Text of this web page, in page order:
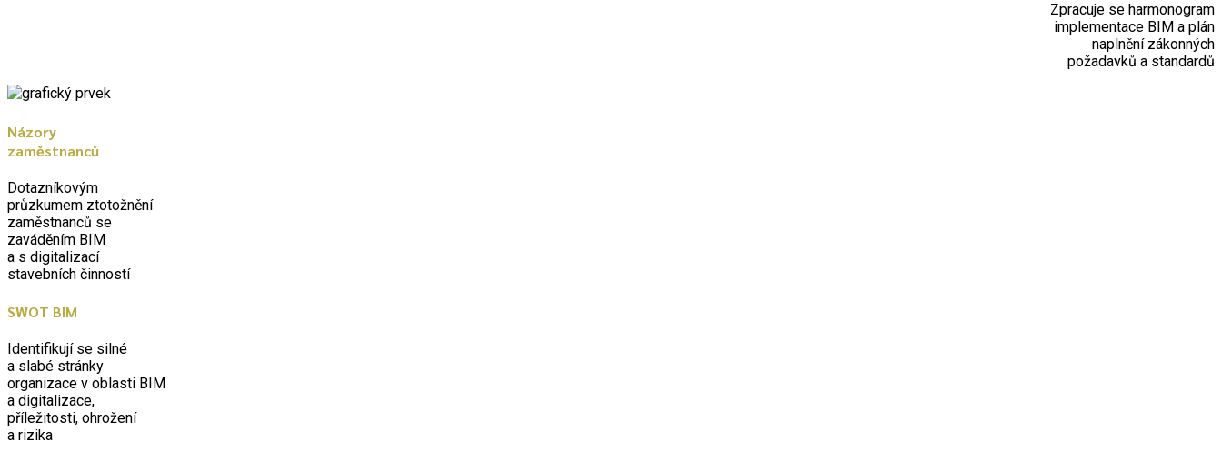
Zpracuje se harmonogram
implementace BIM a plán
naplnění zákonných
požadavků a standardů
Názory
zaměstnanců
Dotazníkovým
průzkumem ztotožnění
zaměstnanců se
zaváděním BIM
a s digitalizací
stavebních činností
SWOT BIM
Identifikují se silné
a slabé stránky
organizace v oblasti BIM
a digitalizace,
příležitosti, ohrožení
a rizika